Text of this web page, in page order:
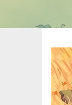
Image
pied